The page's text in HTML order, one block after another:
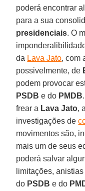
poderá encontrar
para a sua
presidenciais. O
da Lava Jato, com
possivelmente, de
podem provocar
PSDB e do PMDB
frear a Lava Jato,
investigações de
movimentos são,
mais um de seus
poderá salvar
limitações,
do PSDB e do